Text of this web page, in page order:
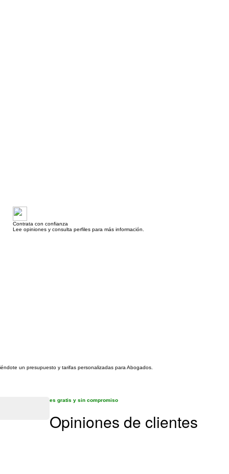
Contrata con confianza
Lee opiniones y consulta perfiles para más información.
un presupuesto y tarifas personalizadas para Abogados.
es gratis y sin compromiso
Opiniones de clientes